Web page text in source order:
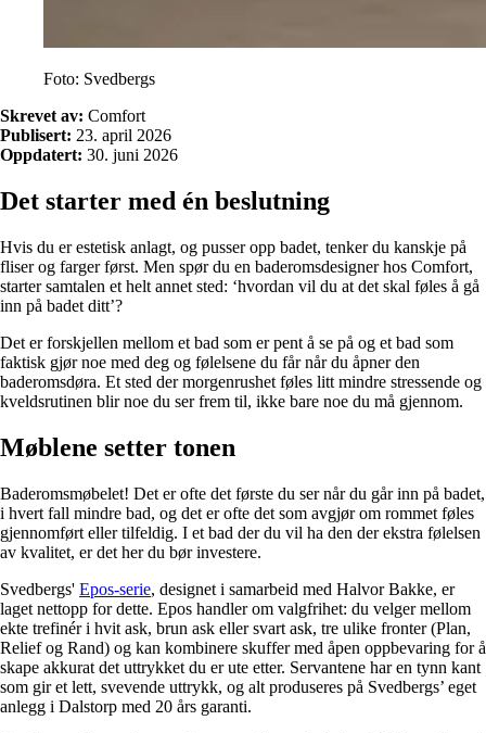
Foto: Svedbergs
Skrevet av: Comfort
Publisert: 23. april 2026
Oppdatert: 30. juni 2026
Det starter med én beslutning
Hvis du er estetisk anlagt, og pusser opp badet, tenker du kanskje på
fliser og farger først. Men spør du en baderomsdesigner hos Comfort,
starter samtalen et helt annet sted: ‘hvordan vil du at det skal føles å gå
inn på badet ditt’?
Det er forskjellen mellom et bad som er pent å se på og et bad som
faktisk gjør noe med deg og følelsene du får når du åpner den
baderomsdøra. Et sted der morgenrushet føles litt mindre stressende og
kveldsrutinen blir noe du ser frem til, ikke bare noe du må gjennom.
Møblene setter tonen
Baderomsmøbelet! Det er ofte det første du ser når du går inn på badet,
i hvert fall mindre bad, og det er ofte det som avgjør om rommet føles
gjennomført eller tilfeldig. I et bad der du vil ha den der ekstra følelsen
av kvalitet, er det her du bør investere.
Svedbergs' Epos-serie, designet i samarbeid med Halvor Bakke, er
laget nettopp for dette. Epos handler om valgfrihet: du velger mellom
ekte trefinér i hvit ask, brun ask eller svart ask, tre ulike fronter (Plan,
Relief og Rand) og kan kombinere skuffer med åpen oppbevaring for å
skape akkurat det uttrykket du er ute etter. Servantene har en tynn kant
som gir et lett, svevende uttrykk, og alt produseres på Svedbergs’ eget
anlegg i Dalstorp med 20 års garanti.